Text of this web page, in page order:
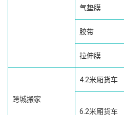
气垫膜
胶带
拉伸膜
跨城搬家
4.2米厢货车
6.2米厢货车